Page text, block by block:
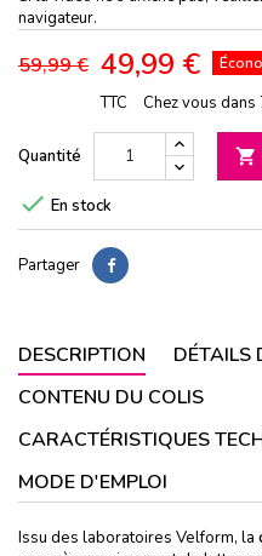
navigateur.
59,99 € 49,99 €
TTC Chez vous dans
Quantité 
 En stock
Partager
DESCRIPTION DÉTAILS
CONTENU DU COLIS
CARACTÉRISTIQUES
MODE D'EMPLOI
Issu des laboratoires Velform, la